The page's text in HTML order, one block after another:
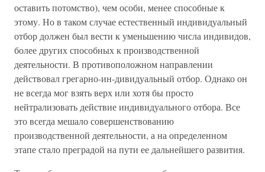
оставить потомство), чем особи, менее способные к
этому. Но в таком случае естественный индивидуальный
отбор должен был вести к уменьшению числа индивидов,
более других способных к производственной
деятельности. В противоположном направлении
действовал грегарно-ин-дивидуальный отбор. Однако он
не всегда мог взять верх или хотя бы просто
нейтрализовать действие индивидуального отбора. Все
это всегда мешало совершенствованию
производственной деятельности, а на определенном
этапе стало преградой на пути ее дальнейшего развития.